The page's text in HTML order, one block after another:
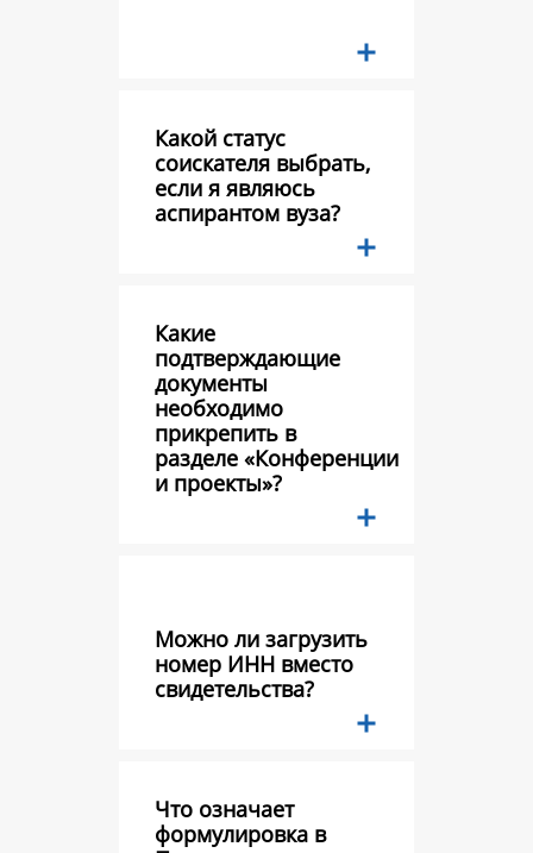
Какой статус
соискателя выбрать,
если я являюсь
аспирантом вуза?
Какие
подтверждающие
документы
необходимо
прикрепить в
разделе «Конференции
и проекты»?
Можно ли загрузить
номер ИНН вместо
свидетельства?
Что означает
формулировка в